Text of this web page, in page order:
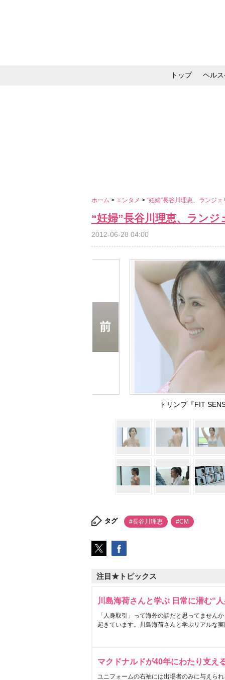
トップ ヘル
ホーム > エンタメ > “妊婦”長谷川理恵、ランジ
“妊婦”長谷川理恵、ラン
2012-06-28 04:00
トリンプ『FIT
タグ #長谷川理恵 #CM
注目★トピックス
川島海荷さんと学ぶ 日常に潜む“
「人身取引」って海外の話だと思ってません
起きています。川島海荷さんと学ぶリアルな
マクドナルドが40年にわたり支え
ユニフォームの右袖には出場者のみに与えら